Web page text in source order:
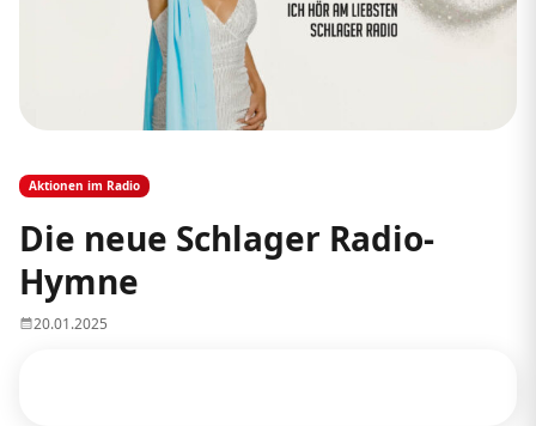
Aktionen im Radio
Die neue Schlager Radio-
Hymne
20.01.2025